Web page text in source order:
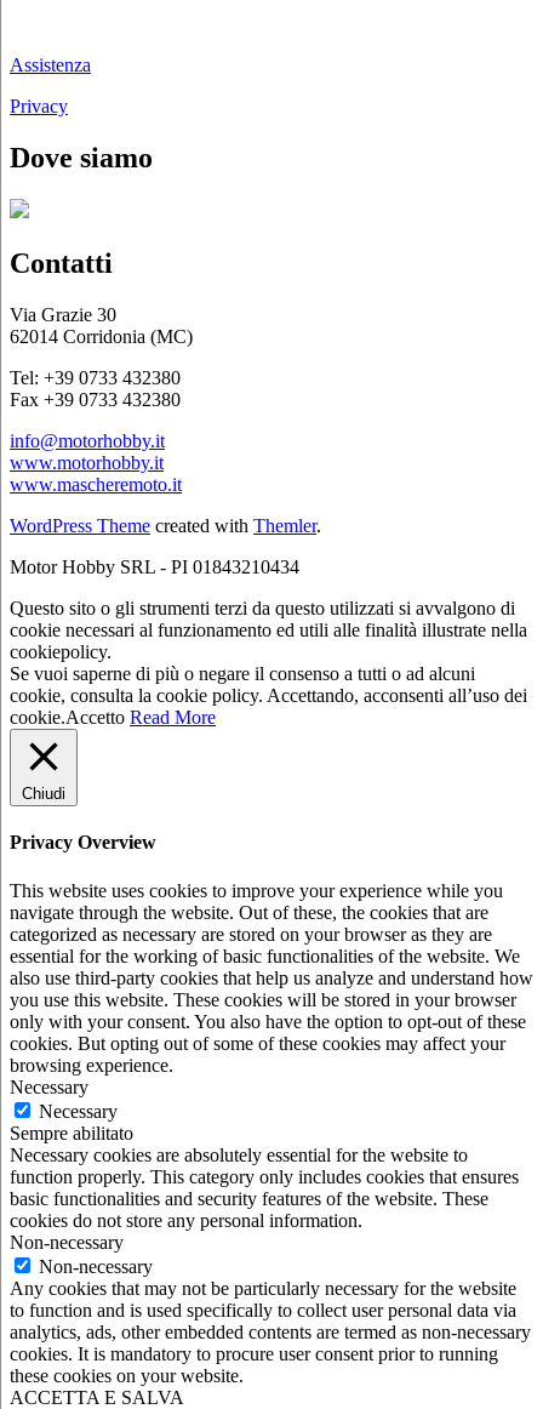
Assistenza
Privacy
Dove siamo
Contatti
Via Grazie 30
62014 Corridonia (MC)
Tel: +39 0733 432380
Fax +39 0733 432380
info@motorhobby.it
www.motorhobby.it
www.mascheremoto.it
WordPress Theme created with Themler.
Motor Hobby SRL - PI 01843210434
Questo sito o gli strumenti terzi da questo utilizzati si avvalgono di
cookie necessari al funzionamento ed utili alle finalità illustrate nella
cookiepolicy.
Se vuoi saperne di più o negare il consenso a tutti o ad alcuni
cookie, consulta la cookie policy. Accettando, acconsenti all’uso dei
cookie.Accetto Read More
Chiudi
Privacy Overview
This website uses cookies to improve your experience while you
navigate through the website. Out of these, the cookies that are
categorized as necessary are stored on your browser as they are
essential for the working of basic functionalities of the website. We
also use third-party cookies that help us analyze and understand how
you use this website. These cookies will be stored in your browser
only with your consent. You also have the option to opt-out of these
cookies. But opting out of some of these cookies may affect your
browsing experience.
Necessary
Necessary
Sempre abilitato
Necessary cookies are absolutely essential for the website to
function properly. This category only includes cookies that ensures
basic functionalities and security features of the website. These
cookies do not store any personal information.
Non-necessary
Non-necessary
Any cookies that may not be particularly necessary for the website
to function and is used specifically to collect user personal data via
analytics, ads, other embedded contents are termed as non-necessary
cookies. It is mandatory to procure user consent prior to running
these cookies on your website.
ACCETTA E SALVA